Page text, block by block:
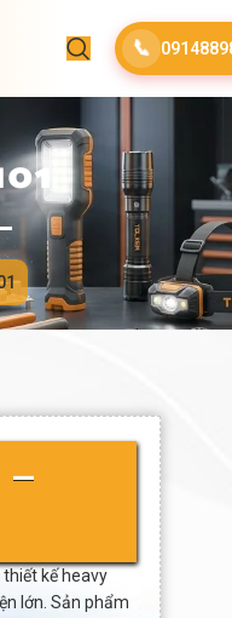
📞
–
kế heavy
lớn. Sản phẩm